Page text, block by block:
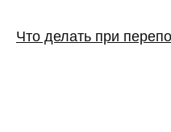
Что делать при